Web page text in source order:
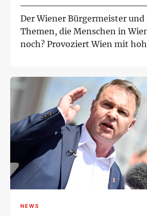
Der Wiener Bürgermeister
Themen, die Menschen in
noch? Provoziert Wien mit
NEWS